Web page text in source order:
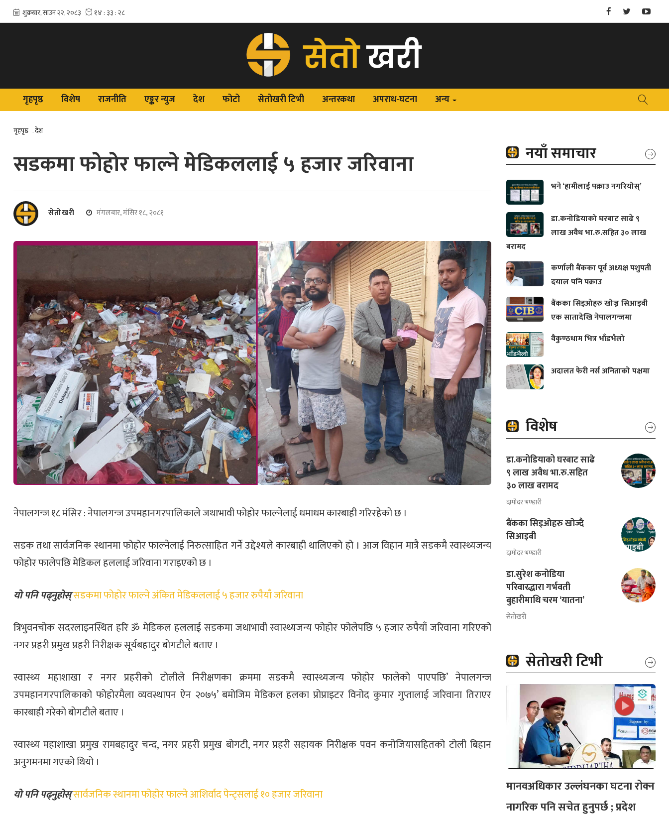
गृहपृष्ठ विशेष राजनीति एङ्कर न्युज देश फोटो सेतोखरी टिभी अन्तरकथा अपराध-घटना
+
अन्य
गृहपृष्ठ .देश
सडकमा फोहोर फाल्ने मेडिकललाई ५ हजार जरिवाना
सेतोखरी मंगलबार, मंसिर १८, २०८१
नेपालगन्ज १८ मंसिर : नेपालगन्ज उपमहानगरपालिकाले जथाभावी फोहोर फाल्नेलाई धमाधम कारबाही गरिरहेको छ ।
सडक तथा सार्वजनिक स्थानमा फोहोर फाल्नेलाई निरुत्साहित गर्ने उद्देश्यले कारबाही थालिएको हो । आज विहान मात्रै सडकमै स्वास्थ्यजन्य
फोहोर फालेपछि मेडिकल हललाई जरिवाना गराइएको छ ।
यो पनि पढ्नुहोस्सडकमा फोहोर फाल्ने अंकित मेडिकललाई ५ हजार रुपैयाँ जरिवाना
त्रिभुवनचोक सदरलाइनस्थित हरि ॐ मेडिकल हललाई सडकमा जथाभावी स्वास्थ्यजन्य फोहोर फोलेपछि ५ हजार रुपैयाँ जरिवाना गरिएको
नगर प्रहरी प्रमुख प्रहरी निरीक्षक सूर्यबहादुर बोगटीले बताए ।
स्वास्थ्य महाशाखा र नगर प्रहरीको टोलीले निरीक्षणका क्रममा सडकमै स्वास्थ्यजन्य फोहोर फालेको पाएपछि’ नेपालगन्ज
उपमहानगरपालिकाको फोहोरमैला व्यवस्थापन ऐन २०७५’ बमोजिम मेडिकल हलका प्रोप्राइटर विनोद कुमार गुप्तालाई जरिवाना तिराएर
कारबाही गरेको बोगटीले बताए ।
स्वास्थ्य महाशाखा प्रमुख रामबहादुर चन्द, नगर प्रहरी प्रमुख बोगटी, नगर प्रहरी सहायक निरीक्षक पवन कनोजियासहितको टोली बिहान
अनुगमनमा गएको थियो ।
यो पनि पढ्नुहोस्सार्वजनिक स्थानमा फोहोर फाल्ने आशिर्वाद पेन्ट्सलाई १० हजार जरिवाना
नयाँ समाचार
भने ‘हामीलाई पक्राउ नगरियोस्’
डा.कनोडियाको घरबाट साढे ९
लाख अवैध भा.रु.सहित ३० लाख
बरामद
कर्णाली बैंकका पूर्व अध्यक्ष पशुपती
दयाल पनि पक्राउ
बैंकका सिइओहरु खोज्न सिआइवी
एक सातादेखि नेपालगन्जमा
वैकुण्ठधाम भित्र भाँडभैलो
अदालत फेरी नर्स अनिताको पक्षमा
विशेष
डा.कनोडियाको घरबाट साढे
९ लाख अवैध भा.रु.सहित
३० लाख बरामद
दामोदर भण्डारी
बैंकका सिइओहरु खोज्दै
सिआइबी
दामोदर भण्डारी
डा.सुरेश कनोडिया
परिवारद्धारा गर्भवती
बुहारीमाथि चरम ‘यातना’
सेतोखरी
सेतोखरी टिभी
मानवअधिकार उल्लंघनका घटना रोक्न
नागरिक पनि सचेत हुनुपर्छ ; प्रदेश